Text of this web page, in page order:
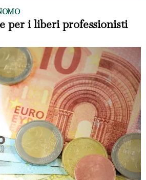
per i liberi professionisti